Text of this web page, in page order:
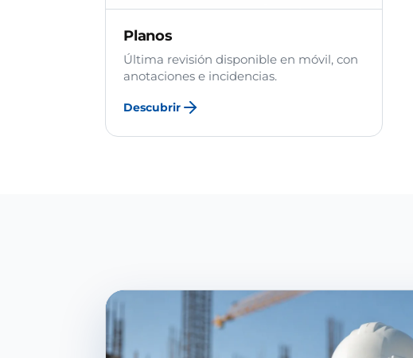
Planos
Última revisión disponible en móvil, con
anotaciones e incidencias.
Descubrir